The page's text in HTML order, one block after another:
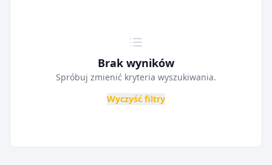
Brak wyników
Spróbuj zmienić kryteria wyszukiwania.
Wyczyść filtry